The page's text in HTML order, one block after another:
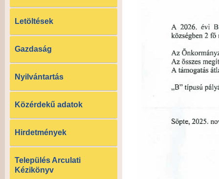
Letöltések
Gazdaság
Nyilvántartás
Közérdekű adatok
Hirdetmények
Település Arculati
Kézikönyv